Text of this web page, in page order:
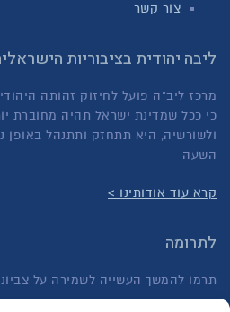
צור קשר
ליבה יהודית בציבוריות
מרכז ליב"ה פועל לחיזוק זהותה
כי ככל שמדינת ישראל תהיה מחוברת
ולשורשיה, היא תתחזק ותתנהל באופן
השעה
קרא עוד אודותינו >
לתרומה
תרמו להמשך העשייה לשמירה על